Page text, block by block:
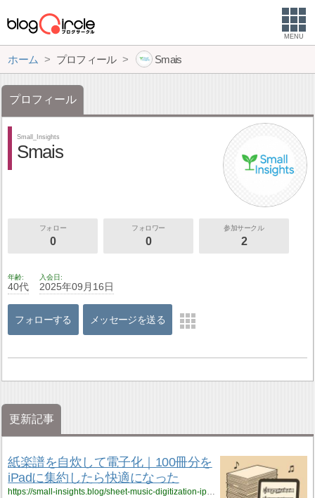
MENU
ホーム プロフィール Smais
プロフィール
Small_Insights
Smais
フォロー
0
フォロワー
0
参加サークル
2
年齢
40代
入会日
2025年09月16日
フォローする メッセージを送る
更新記事
紙楽譜を自炊して電子化｜100冊分を
iPadに集約したら快適になった
https://small-insights.blog/sheet-music-digitization-ipad/